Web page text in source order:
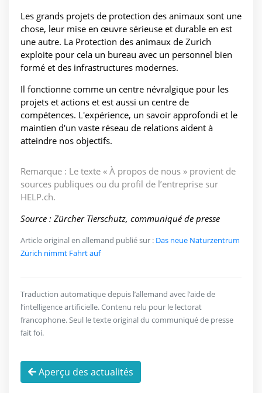
Les grands projets de protection des animaux sont une
chose, leur mise en œuvre sérieuse et durable en est
une autre. La Protection des animaux de Zurich
exploite pour cela un bureau avec un personnel bien
formé et des infrastructures modernes.
Il fonctionne comme un centre névralgique pour les
projets et actions et est aussi un centre de
compétences. L'expérience, un savoir approfondi et le
maintien d'un vaste réseau de relations aident à
atteindre nos objectifs.
Remarque : Le texte « À propos de nous » provient de
sources publiques ou du profil de l’entreprise sur
HELP.ch.
Source : Zürcher Tierschutz, communiqué de presse
Article original en allemand publié sur : Das neue Naturzentrum
Zürich nimmt Fahrt auf
Traduction automatique depuis l’allemand avec l’aide de
l’intelligence artificielle. Contenu relu pour le lectorat
francophone. Seul le texte original du communiqué de presse
fait foi.
Aperçu des actualités